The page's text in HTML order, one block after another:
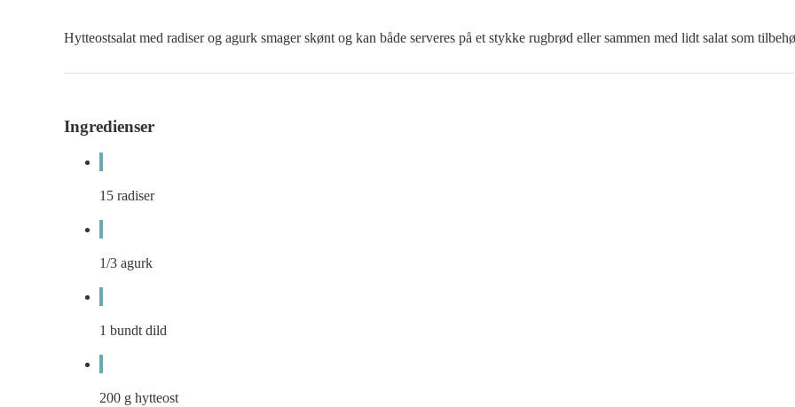
Hytteostsalat med radiser og agurk smager skønt og kan både serveres på et stykke rugbrød eller sammen med lidt salat som
Ingredienser
15 radiser
1/3 agurk
1 bundt dild
200 g hytteost